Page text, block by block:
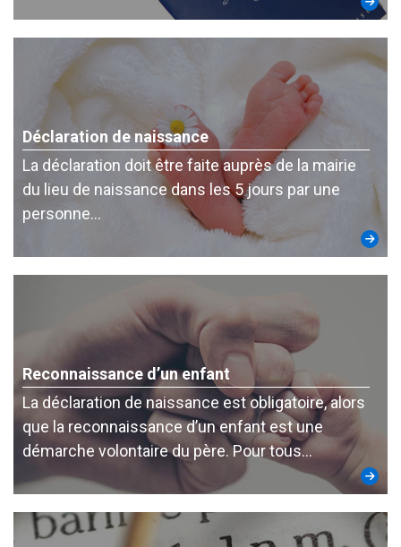
Déclaration de naissance
La déclaration doit être faite auprès de la mairie
du lieu de naissance dans les 5 jours par une
personne…
Reconnaissance d’un enfant
La déclaration de naissance est obligatoire, alors
que la reconnaissance d’un enfant est une
démarche volontaire du père. Pour tous…